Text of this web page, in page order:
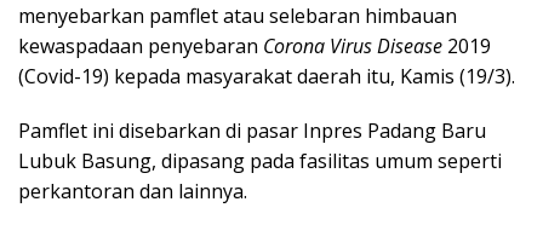
menyebarkan pamflet atau selebaran himbauan
kewaspadaan penyebaran Corona Virus Disease 2019
(Covid-19) kepada masyarakat daerah itu, Kamis (19/3).
Pamflet ini disebarkan di pasar Inpres Padang Baru
Lubuk Basung, dipasang pada fasilitas umum seperti
perkantoran dan lainnya.